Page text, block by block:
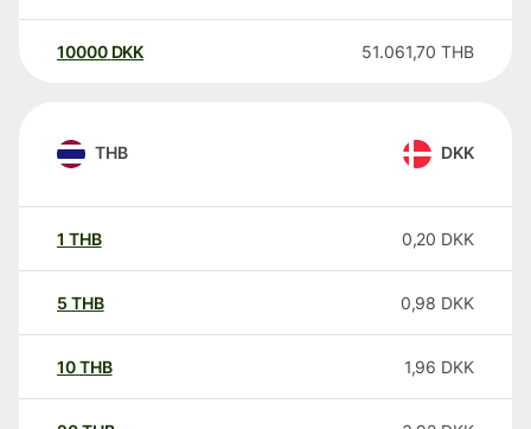
10000 DKK 51.061,70 THB
THB DKK
1 THB 0,20 DKK
5 THB 0,98 DKK
10THB 1,96 DKK